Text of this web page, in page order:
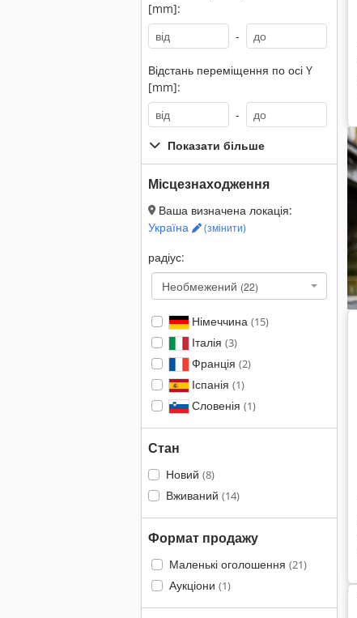
[mm]:
-
Відстань переміщення по осі Y
[mm]:
-
Показати більше
Місцезнаходження
Ваша визначена локація:
Україна
(змінити)
радіус:
Необмежений (22)
Німеччина (15)
Італія (3)
Франція (2)
Іспанія (1)
Словенія (1)
Стан
Новий (8)
Вживаний (14)
Формат продажу
Маленькі оголошення (21)
Аукціони (1)